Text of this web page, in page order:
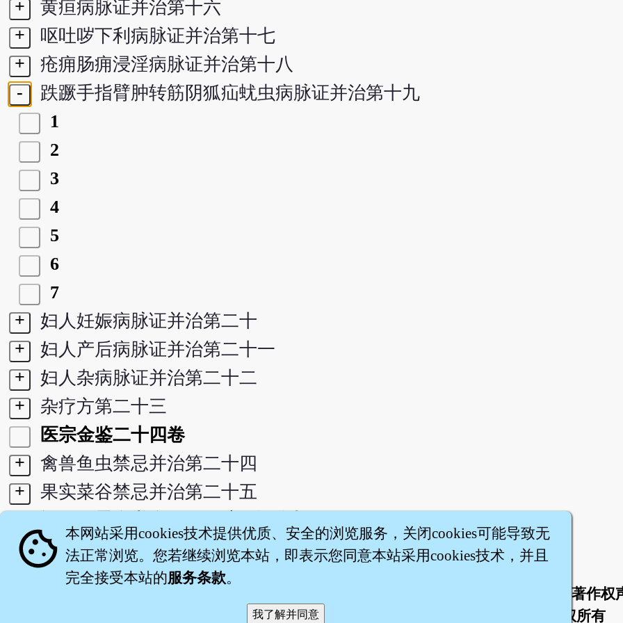
+
黄疸病脉证并治第十六
+
呕吐哕下利病脉证并治第十七
+
疮痈肠痈浸淫病脉证并治第十八
-
跌蹶手指臂肿转筋阴狐疝蚘虫病脉证并治第十九
1
2
3
4
5
6
7
+
妇人妊娠病脉证并治第二十
+
妇人产后病脉证并治第二十一
+
妇人杂病脉证并治第二十二
+
杂疗方第二十三
医宗金鉴二十四卷
+
禽兽鱼虫禁忌并治第二十四
+
果实菜谷禁忌并治第二十五
订正仲景全书金匮要略注正误存疑篇
+ 索引
著作权
著作权所有
cookie 本网站采用cookies技术提供优质、安全的浏览服务，关闭cookies可能导致无
法正常浏览。您若继续浏览本站，即表示您同意本站采用cookies技术，并且
完全接受本站的服务条款。